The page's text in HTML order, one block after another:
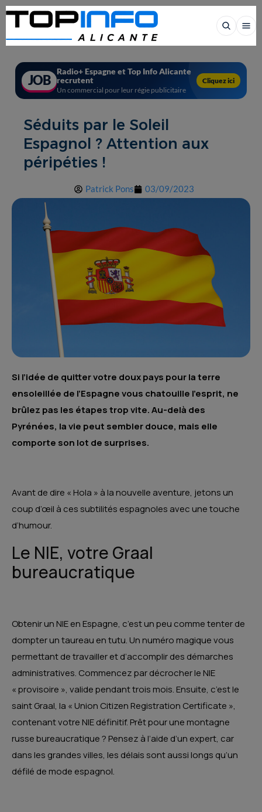
JOB
Radio+ Espagne et Top Info Alicante
recrutent
Un commercial pour leur régie publicitaire
Cliquez ici
Séduits par le Soleil
Espagnol ? Attention aux
péripéties !
Patrick Pons 03/09/2023
Si l’idée de quitter votre doux pays pour la terre
ensoleillée de l’Espagne vous chatouille l’esprit, ne
brûlez pas les étapes trop vite. Au-delà des
Pyrénées, la vie peut sembler douce, mais elle
comporte son lot de surprises.
Avant de dire « Hola » à la nouvelle aventure, jetons un
coup d’œil à ces subtilités espagnoles avec une touche
d’humour.
Le NIE, votre Graal
bureaucratique
Obtenir un NIE en Espagne, c’est un peu comme tenter de
dompter un taureau en tutu. Un numéro magique vous
permettant de travailler et d’accomplir des démarches
administratives. Commencez par décrocher le NIE
« provisoire », valide pendant trois mois. Ensuite, c’est le
saint Graal, la « Union Citizen Registration Certificate »,
contenant votre NIE définitif. Prêt pour une montagne
russe bureaucratique ? Pensez à l’aide d’un expert, car
dans les grandes villes, les délais sont aussi longs qu’un
défilé de mode espagnol.